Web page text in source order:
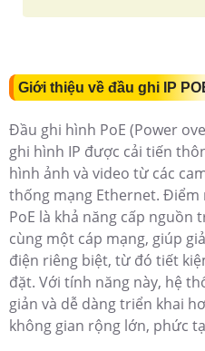
Giới thiệu về đầu ghi IP
Đầu ghi hình PoE (Power
ghi hình IP được cải tiến
hình ảnh và video từ các
thống mạng Ethernet. Điểm
PoE là khả năng cấp nguồn
cùng một cáp mạng, giúp
điện riêng biệt, từ đó tiết
đặt. Với tính năng này, hệ
giản và dễ dàng triển khai
không gian rộng lớn, phức